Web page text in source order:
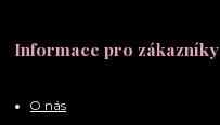
Informace pro zákazníky
O nás